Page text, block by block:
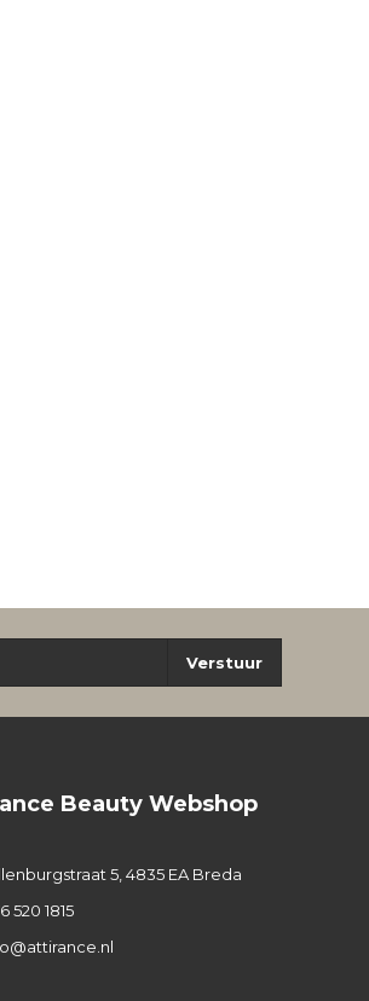
Verstuur
Beauty Webshop
5, 4835 EA Breda
520 1815